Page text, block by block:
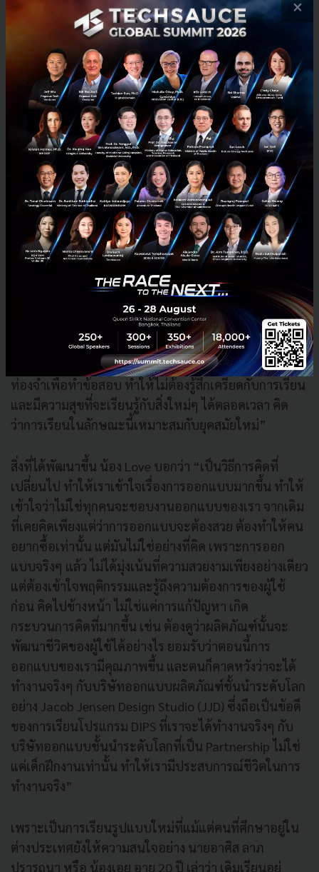
ในฐานะตัวแทนนักศึกษารุ่นแรก นางสาวศุภวดี จีรพันธ์
เจริญสิน หรือ น้อง Love อายุ 19 ปี จากเด็กสายศิลป์ภาษา
เกาหลีโรงเรียนสามเสนวิทยาลัย เล่าถึงการตัดสินใจมา
เรียนหลักสูตร DIPS ว่า สาเหตุที่เลือกเรียนในโปรแกรมนี้
เพราะชอบงานออกแบบ จากตอนแรกสมัครเรียนใน
แผนการเรียนปกติ แต่ที่ตัดสินใจเปลี่ยนมาเรียนแผนการ
เรียน DIPS เพราะเห็นว่าเป็นหลักสูตรใหม่เพิ่งเปิดสอน
และมีสาขาที่ชอบ ที่สำคัญคือให้นักศึกษาได้เรียนรู้ผ่าน
การทำงานจริงด้วย ไม่ใช่แค่การฝึกงานระยะสั้น ซึ่งทางคุณ
แม่ก็เห็นชอบด้วย
“หลังจากเรียนมากว่า 6 เดือน ไม่ได้รู้สึกว่าเรียนหนักห่าม
รุ่งห่ามค่ำ แม้จะไม่เคยเรียนรูปแบบนี้มาก่อนจากปกติจะ
เรียนเป็นรายวิชาไปไม่ใช่เรียนหลายๆ วิชาร่วมกันใน
คลาสเดียวแบบ DIPS พอมาเรียนแล้วทำให้เนื้อหาต่อเนื่อง
ที่ชอบที่สุด คือ การเรียนที่นี่ไม่มีการสอบ แต่จะประเมิน
วัดผลจากพัฒนาการของตัวเอง ส่วนตัวรู้สึกชอบกับวิธีการ
ประเมินแบบนี้ เพราะการที่ไม่มีสอบ เราไม่ต้องคอยมา
ท่องจำเพื่อทำข้อสอบ ทำให้ไม่ต้องรู้สึกเครียดกับการเรียน
และมีความสุขที่จะเรียนรู้กับสิ่งใหม่ๆ ได้ตลอดเวลา คิด
ว่าการเรียนในลักษณะนี้เหมาะสมกับยุคสมัยใหม่”
สิ่งที่ได้พัฒนาขึ้น น้อง Love บอกว่า “เป็นวิธีการคิดที่
เปลี่ยนไป ทำให้เราเข้าใจเรื่องการออกแบบมากขึ้น ทำให้
เข้าใจว่าไม่ใช่ทุกคนจะชอบงานออกแบบของเรา จากเดิม
ที่เคยคิดเพียงแต่ว่าการออกแบบจะต้องสวย ต้องทำให้คน
อยากซื้อเท่านั้น แต่มันไม่ใช่อย่างที่คิด เพราะการออก
แบบจริงๆ แล้ว ไม่ได้มุ่งเน้นที่ความสวยงามเพียงอย่างเดียว
แต่ต้องเข้าใจพฤติกรรมและรู้ถึงความต้องการของผู้ใช้
ก่อน คิดไปข้างหน้า ไม่ใช่แค่การแก้ปัญหา เกิด
กระบวนการคิดที่มากขึ้น เช่น ต้องดูว่าผลิตภัณฑ์นั้นจะ
พัฒนาชีวิตของผู้ใช้ได้อย่างไร ยอมรับว่าตอนนี้การ
ออกแบบของเรามีคุณภาพขึ้น และตนก็คาดหวังว่าจะได้
ทำงานจริงๆ กับบริษัทออกแบบผลิตภัณฑ์ชั้นนำระดับโลก
อย่าง Jacob Jensen Design Studio (JJD) ซึ่งถือเป็นข้อดี
ของการเรียนโปรแกรม DIPS ที่เราจะได้ทำงานจริงๆ กับ
บริษัทออกแบบชั้นนำระดับโลกที่เป็น Partnership ไม่ใช่
แค่เด็กฝึกงานเท่านั้น ทำให้เรามีประสบการณ์ชีวิตในการ
ทำงานจริง”
เพราะเป็นการเรียนรูปแบบใหม่ที่แม้แต่คนที่ศึกษาอยู่ใน
ต่างประเทศยังให้ความสนใจอย่าง นายอาศิส ลาภ
ปรารถนา หรือ น้องเอย อายุ 20 ปี เล่าว่า เดิมเรียนอยู่
×